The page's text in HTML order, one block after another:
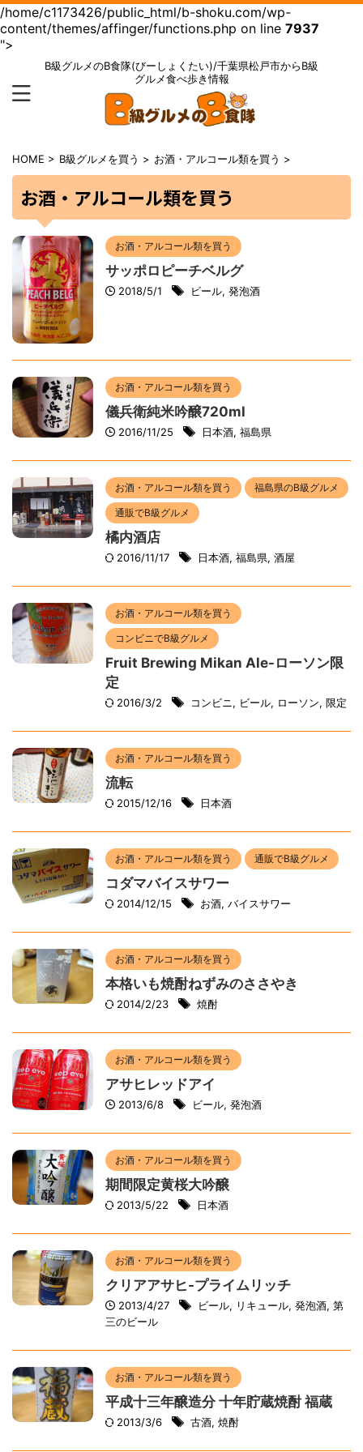
/home/c1173426/public_html/b-shoku.com/wp-
content/themes/affinger/functions.php on line 7937
">
B級グルメのB食隊(びーしょくたい)/千葉県松戸市からB級
グルメ食べ歩き情報
HOME > B級グルメを買う > お酒・アルコール類を買う >
お酒・アルコール類を買う
お酒・アルコール類を買う
サッポロピーチベルグ
2018/5/1 ビール, 発泡酒
お酒・アルコール類を買う
儀兵衛純米吟醸720ml
2016/11/25 日本酒, 福島県
お酒・アルコール類を買う 福島県のB級グルメ
通販でB級グルメ
橘内酒店
2016/11/17 日本酒, 福島県, 酒屋
お酒・アルコール類を買う
コンビニでB級グルメ
Fruit Brewing Mikan Ale-ローソン限
定
2016/3/2 コンビニ, ビール, ローソン, 限定
お酒・アルコール類を買う
流転
2015/12/16 日本酒
お酒・アルコール類を買う 通販でB級グルメ
コダマバイスサワー
2014/12/15 お酒, バイスサワー
お酒・アルコール類を買う
本格いも焼酎ねずみのささやき
2014/2/23 焼酎
お酒・アルコール類を買う
アサヒレッドアイ
2013/6/8 ビール, 発泡酒
お酒・アルコール類を買う
期間限定黄桜大吟醸
2013/5/22 日本酒
お酒・アルコール類を買う
クリアアサヒ-プライムリッチ
2013/4/27 ビール, リキュール, 発泡酒, 第
三のビール
お酒・アルコール類を買う
平成十三年醸造分 十年貯蔵焼酎 福蔵
2013/3/6 古酒, 焼酎